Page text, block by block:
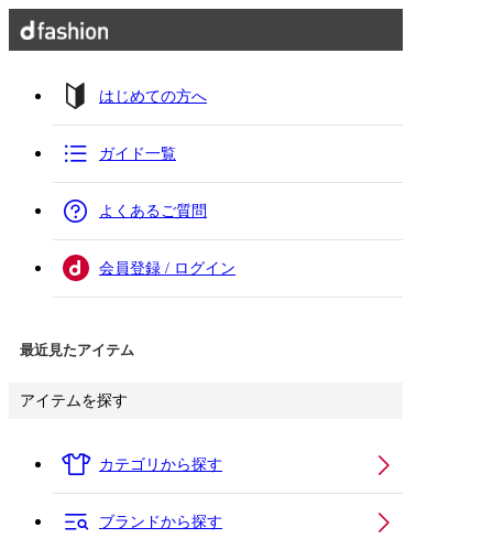
はじめての方へ
ガイド一覧
よくあるご質問
会員登録 / ログイン
最近見たアイテム
アイテムを探す
カテゴリから探す
ブランドから探す